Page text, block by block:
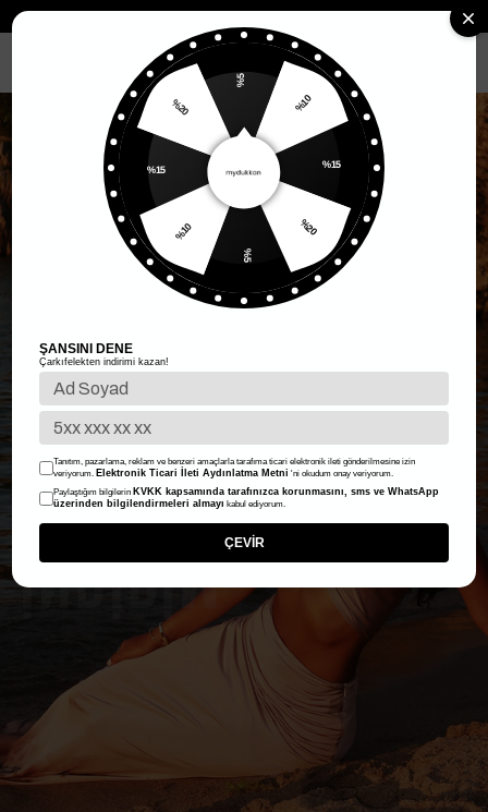
%10
%20
%10
%20
ŞANSINI DENE
Çarkıfelekten indirimi kazan!
Tanıtım, pazarlama, reklam ve benzeri amaçlarla tarafıma ticari elektronik ileti gönderilmesine izin
veriyorum. Elektronik Ticari İleti Aydınlatma Metni 'ni okudum onay veriyorum.
Paylaştığım bilgilerin KVKK kapsamında tarafınızca korunmasını, sms ve WhatsApp
üzerinden bilgilendirmeleri almayı kabul ediyorum.
ÇEVİR